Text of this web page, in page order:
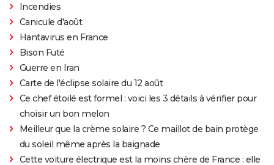
Incendies
Canicule d'août
Hantavirus en France
Bison Futé
Guerre en Iran
Carte de l'éclipse solaire du 12 août
Ce chef étoilé est formel : voici les 3 détails à vérifier pour
choisir un bon melon
Meilleur que la crème solaire ? Ce maillot de bain protège
du soleil même après la baignade
Cette voiture électrique est la moins chère de France : elle